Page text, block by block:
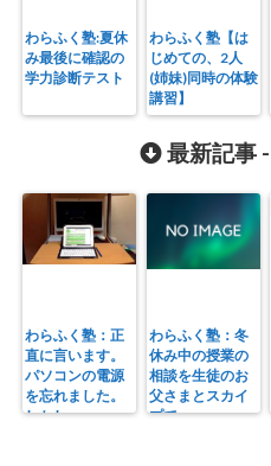
わらふく塾:夏休
み最後に確認の
学力診断テスト
わらふく塾【は
じめての、2人
(姉妹)同時の体験
講習】
最新記事 -
わらふく塾：正
直に言います。
パソコンの電源
を忘れました。
しかし・・・
わらふく塾：冬
休み中の授業の
相談を生徒のお
父さまとスカイ
プで